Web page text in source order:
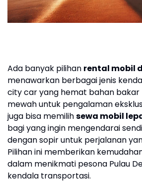
Ada banyak pilihan rental mobil
menawarkan berbagai jenis
city car yang hemat bahan bakar
mewah untuk pengalaman
juga bisa memilihsewa mobil
bagi yang ingin mengendarai
dengan sopir untuk perjalanan
Pilihan ini memberikan
dalam menikmati pesona Pulau
kendala transportasi.